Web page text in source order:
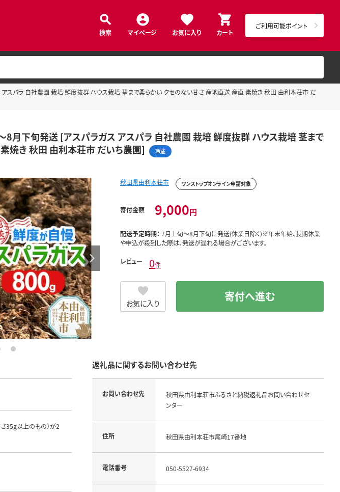
検索 マイページ お気に入り カート
ご利用可能ポイント
スパラ 自社農園 栽培 鮮度抜群 ハウス栽培 茎まで柔らかい クセのない甘さ 産地直送 産直 素焼き 秋田 由利本荘市 だ
8月下旬発送 [アスパラガス アスパラ 自社農園 栽培 鮮度抜群 ハウス栽培 茎まで
焼き 秋田 由利本荘市 だいち農園]
冷蔵
7
秋田県由利本荘市 ワンストップオンライン申請対象
寄付金額 9,000円
配送予定時期： 7月上旬～8月下旬に発送(休業日除く)※年末年始、長期休業
や申込が殺到した際は、発送が遅れる場合がございます。
レビュー 0件
お気に入り 寄付へ進む
35g以上のもの）が2
返礼品に関するお問い合わせ先
お問い合わせ先
秋田県由利本荘市ふるさと納税返礼品お問い合わせセ
ンター
住所 秋田県由利本荘市尾崎17番地
電話番号 050-5527-6934